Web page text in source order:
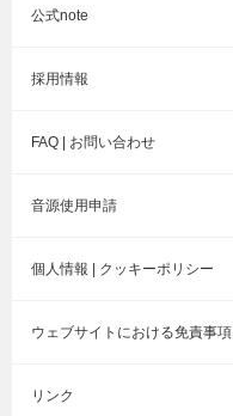
公式note
採用情報
FAQ | お問い合わせ
音源使用申請
個人情報 | クッキーポリシー
ウェブサイトにおける免責事項
リンク